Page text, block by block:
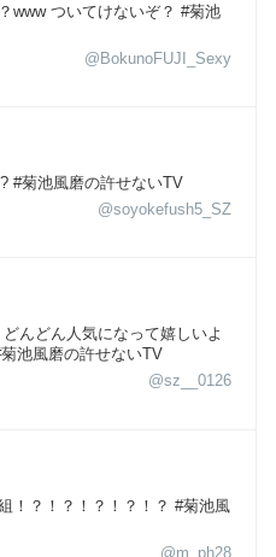
www ついてけないぞ？ #菊池
@BokunoFUJI_Sexy
#菊池風磨の許せないTV
@soyokefush5_SZ
んどん人気になって嬉しいよ
池風磨の許せないTV
@sz__0126
！？！？！？！？！？ #菊池風
@m_ph28